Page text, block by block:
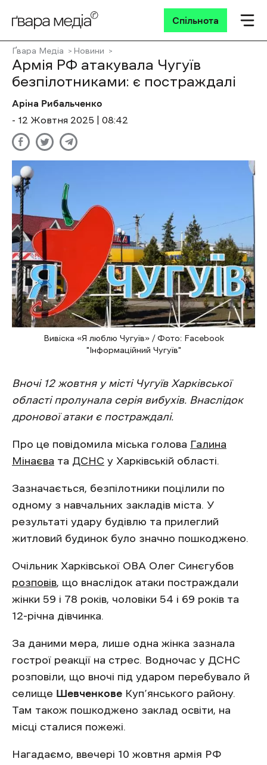
Спільнота
Ґвара Медіа Новини
Армія РФ атакувала Чугуїв
безпілотниками: є постраждалі
Аріна Рибальченко
- 12 Жовтня 2025 | 08:42
Вивіска «Я люблю Чугуїв» / Фото: Facebook
"Інформаційний Чугуїв"
Вночі 12 жовтня у місті Чугуїв Харківської
області пролунала серія вибухів. Внаслідок
дронової атаки є постраждалі.
Про це повідомила міська голова Галина
Мінаєва та ДСНС у Харківській області.
Зазначається, безпілотники поцілили по
одному з навчальних закладів міста. У
результаті удару будівлю та прилеглий
житловий будинок було значно пошкоджено.
Очільник Харківської ОВА Олег Синєгубов
розповів, що внаслідок атаки постраждали
жінки 59 і 78 років, чоловіки 54 і 69 років та
12-річна дівчинка.
За даними мера, лише одна жінка зазнала
гострої реакції на стрес. Водночас у ДСНС
розповіли, що вночі під ударом перебувало й
селище Шевченкове Куп’янського району.
Там також пошкоджено заклад освіти, на
місці сталися пожежі.
Нагадаємо, ввечері 10 жовтня армія РФ